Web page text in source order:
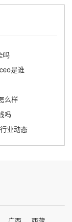
吗
是谁
么样
吗
业动态